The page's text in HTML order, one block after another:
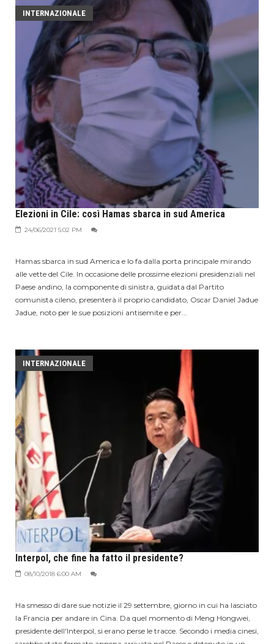
INTERNAZIONALE
Elezioni in Cile: così Hamas sbarca in sud America
24/06/2021 5:02 PM
Hamas sbarca in sud America e lo fa dalla porta principale mirando
alle vette del Cile. In occasione delle prossime elezioni presidenziali nel
Paese andino, la componente di sinistra, guidata dal Partito
comunista cileno, presenterà il proprio candidato, Oscar Daniel Jadue
Jadue, noto per le sue posizioni antisemite e per...
INTERNAZIONALE
Interpol, che fine ha fatto il presidente?
08/10/2018 6:00 AM
Ha smesso di dare sue notizie il 29 settembre, giorno in cui ha lasciato
la Francia per andare in Cina. Da quel momento di Meng Hongwei,
presidente dell'Interpol, si erano perse le tracce. Secondo i media cinesi,